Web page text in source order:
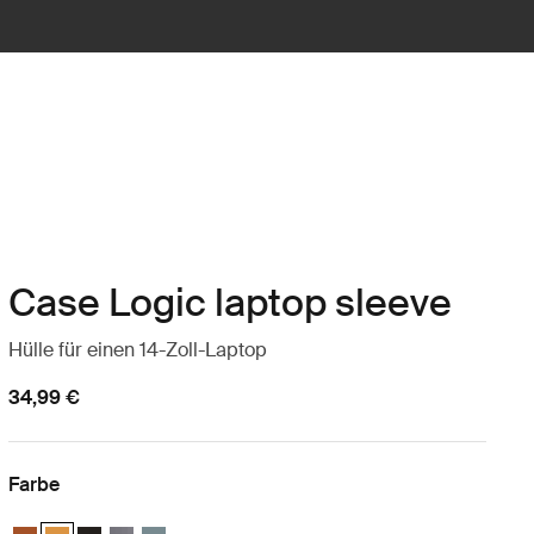
Case Logic laptop sleeve
Hülle für einen 14-Zoll-Laptop
34,99 €
Farbe
Case Logic 14" laptop sleeve Rustic Amber
Case Logic 14" laptop sleeve Buckthorn (selected)
Case Logic 14" laptop sleeve Schwarz
Case Logic 14" laptop sleeve Graphit
Case Logic 14" laptop sleeve Arona Blue